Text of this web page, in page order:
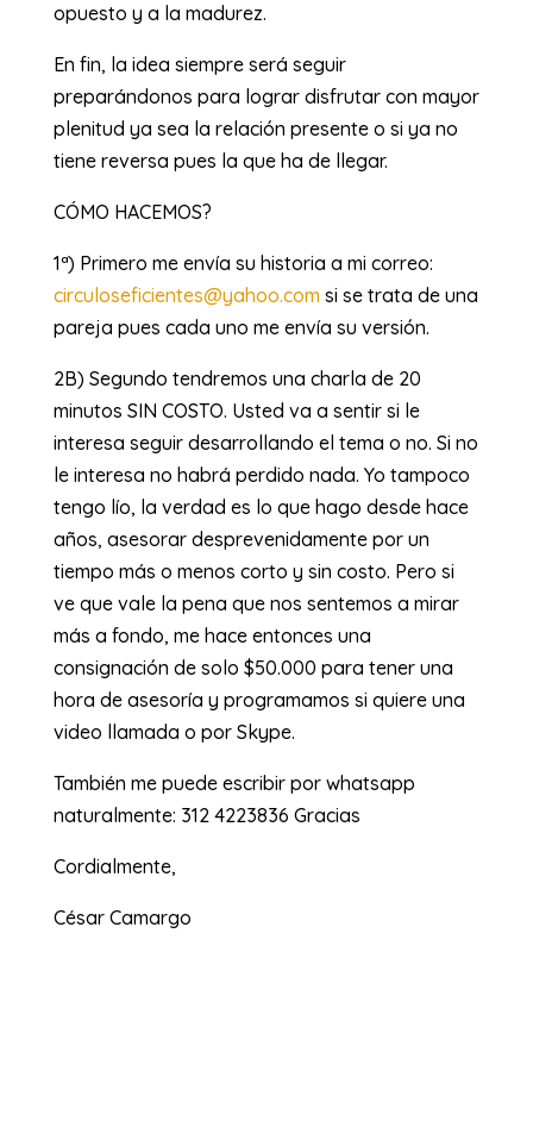
opuesto y a la madurez.
En fin, la idea siempre será seguir
preparándonos para lograr disfrutar con mayor
plenitud ya sea la relación presente o si ya no
tiene reversa pues la que ha de llegar.
CÓMO HACEMOS?
1ª) Primero me envía su historia a mi correo:
circuloseficientes@yahoo.com si se trata de una
pareja pues cada uno me envía su versión.
2B) Segundo tendremos una charla de 20
minutos SIN COSTO. Usted va a sentir si le
interesa seguir desarrollando el tema o no. Si no
le interesa no habrá perdido nada. Yo tampoco
tengo lío, la verdad es lo que hago desde hace
años, asesorar desprevenidamente por un
tiempo más o menos corto y sin costo. Pero si
ve que vale la pena que nos sentemos a mirar
más a fondo, me hace entonces una
consignación de solo $50.000 para tener una
hora de asesoría y programamos si quiere una
video llamada o por Skype.
También me puede escribir por whatsapp
naturalmente: 312 4223836 Gracias
Cordialmente,
César Camargo